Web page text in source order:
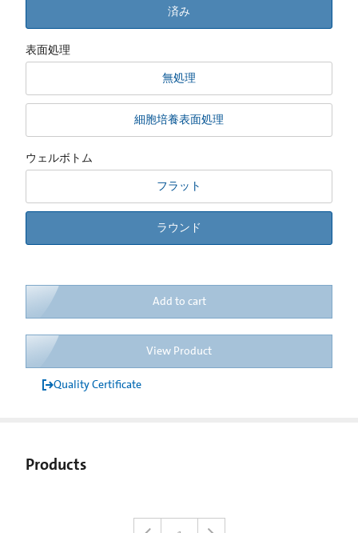
済み
表面処理
無処理
細胞培養表面処理
ウェルボトム
フラット
ラウンド
Add to cart
View Product
Quality Certificate
Products